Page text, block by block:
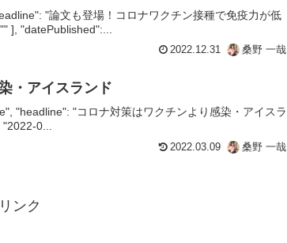
"論文も登場！コロナワクチン接種で免疫力が低
], "datePublished":...
2022.12.31 桑野 一哉
・アイスランド
"headline": "コロナ対策はワクチンより感染・アイスラ
"2022-0...
2022.03.09 桑野 一哉
ンク